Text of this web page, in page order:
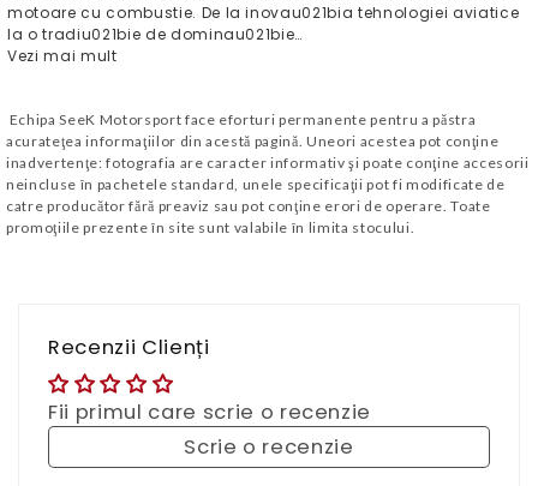
motoare cu combustie. De la inovau021bia tehnologiei aviatice
la o tradiu021bie de dominau021bie…
Vezi mai mult
Echipa SeeK Motorsport face eforturi permanente pentru a păstra
acurateţea informaţiilor din acestă pagină. Uneori acestea pot conţine
inadvertenţe: fotografia are caracter informativ şi poate conţine accesorii
neincluse în pachetele standard, unele specificaţii pot fi modificate de
catre producător fără preaviz sau pot conţine erori de operare. Toate
promoţiile prezente în site sunt valabile în limita stocului.
Recenzii Clienți
Fii primul care scrie o recenzie
Scrie o recenzie